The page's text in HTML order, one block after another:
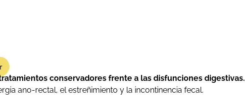
conservadores frente a las disfunciones digestivas.
ano-rectal, el estreñimiento y la incontinencia fecal.